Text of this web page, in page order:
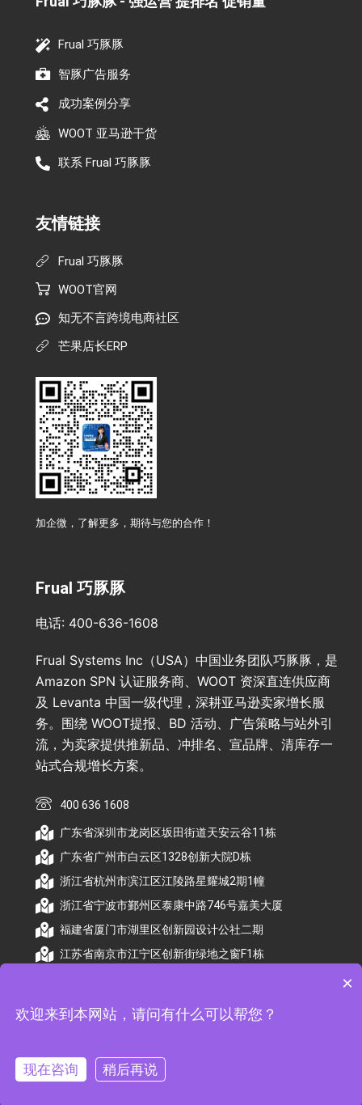
Frual 巧豚豚
智豚广告服务
成功案例分享
WOOT 亚马逊干货
联系 Frual 巧豚豚
友情链接
Frual 巧豚豚
WOOT官网
知无不言跨境电商社区
芒果店长ERP
加企微，了解更多，期待与您的合作！
Frual 巧豚豚
电话: 400-636-1608
Frual Systems Inc（USA）中国业务团队巧豚豚，是
Amazon SPN 认证服务商、WOOT 资深直连供应商
及 Levanta 中国一级代理，深耕亚马逊卖家增长服
务。围绕 WOOT提报、BD 活动、广告策略与站外引
流，为卖家提供推新品、冲排名、宣品牌、清库存一
站式合规增长方案。
400 636 1608
广东省深圳市龙岗区坂田街道天安云谷11栋
广东省广州市白云区1328创新大院D栋
浙江省杭州市滨江区江陵路星耀城2期1幢
浙江省宁波市鄞州区泰康中路746号嘉美大厦
福建省厦门市湖里区创新园设计公社二期
江苏省南京市江宁区创新街绿地之窗F1栋
备案号：浙ICP备2026009174号
×
欢迎来到本网站，请问有什么可以帮您？
现在咨询 稍后再说